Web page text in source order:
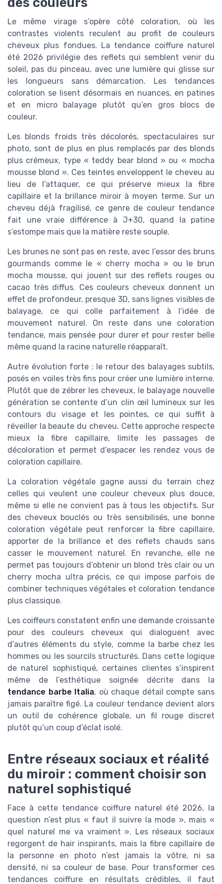
Le même virage s’opère côté coloration, où les
contrastes violents reculent au profit de couleurs
cheveux plus fondues. La tendance coiffure naturel
été 2026 privilégie des reflets qui semblent venir du
soleil, pas du pinceau, avec une lumière qui glisse sur
les longueurs sans démarcation. Les tendances
coloration se lisent désormais en nuances, en patines
et en micro balayage plutôt qu’en gros blocs de
couleur.
Les blonds froids très décolorés, spectaculaires sur
photo, sont de plus en plus remplacés par des blonds
plus crémeux, type « teddy bear blond » ou « mocha
mousse blond ». Ces teintes enveloppent le cheveu au
lieu de l’attaquer, ce qui préserve mieux la fibre
capillaire et la brillance miroir à moyen terme. Sur un
cheveu déjà fragilisé, ce genre de couleur tendance
fait une vraie différence à J+30, quand la patine
s’estompe mais que la matière reste souple.
Les brunes ne sont pas en reste, avec l’essor des bruns
gourmands comme le « cherry mocha » ou le brun
mocha mousse, qui jouent sur des reflets rouges ou
cacao très diffus. Ces couleurs cheveux donnent un
effet de profondeur, presque 3D, sans lignes visibles de
balayage, ce qui colle parfaitement à l’idée de
mouvement naturel. On reste dans une coloration
tendance, mais pensée pour durer et pour rester belle
même quand la racine naturelle réapparaît.
Autre évolution forte : le retour des balayages subtils,
posés en voiles très fins pour créer une lumière interne.
Plutôt que de zébrer les cheveux, le balayage nouvelle
génération se contente d’un clin œil lumineux sur les
contours du visage et les pointes, ce qui suffit à
réveiller la beaute du cheveu. Cette approche respecte
mieux la fibre capillaire, limite les passages de
décoloration et permet d’espacer les rendez vous de
coloration capillaire.
La coloration végétale gagne aussi du terrain chez
celles qui veulent une couleur cheveux plus douce,
même si elle ne convient pas à tous les objectifs. Sur
des cheveux bouclés ou très sensibilisés, une bonne
coloration végétale peut renforcer la fibre capillaire,
apporter de la brillance et des reflets chauds sans
casser le mouvement naturel. En revanche, elle ne
permet pas toujours d’obtenir un blond très clair ou un
cherry mocha ultra précis, ce qui impose parfois de
combiner techniques végétales et coloration tendance
plus classique.
Les coiffeurs constatent enfin une demande croissante
pour des couleurs cheveux qui dialoguent avec
d’autres éléments du style, comme la barbe chez les
hommes ou les sourcils structurés. Dans cette logique
de naturel sophistiqué, certaines clientes s’inspirent
même de l’esthétique soignée décrite dans la
tendance barbe Italia, où chaque détail compte sans
jamais paraître figé. La couleur tendance devient alors
un outil de cohérence globale, un fil rouge discret
plutôt qu’un coup d’éclat isolé.
Entre réseaux sociaux et réalité
du miroir : comment choisir son
naturel sophistiqué
Face à cette tendance coiffure naturel été 2026, la
question n’est plus « faut il suivre la mode », mais «
quel naturel me va vraiment ». Les réseaux sociaux
regorgent de hair inspirants, mais la fibre capillaire de
la personne en photo n’est jamais la vôtre, ni sa
densité, ni sa couleur de base. Pour transformer ces
tendances coiffure en résultats crédibles, il faut